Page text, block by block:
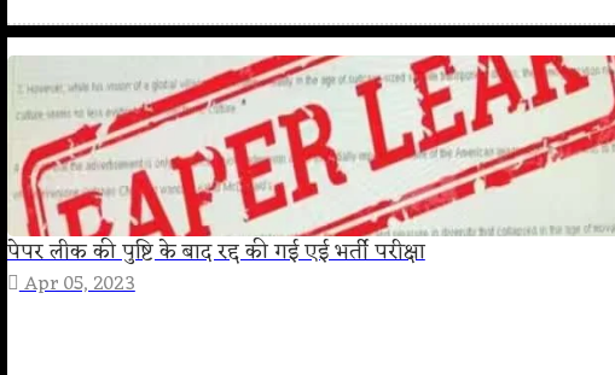
पेपर लीक की पुष्टि के बाद रद्द की गई एई भर्ती परीक्षा
Apr 05, 2023